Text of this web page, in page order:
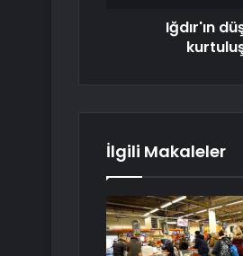
Iğdır'ın
İlgili Makaleler